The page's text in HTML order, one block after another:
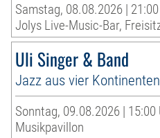
Samstag, 08.08.2026 |
Jolys Live-Music-Bar,
Uli Singer & Band
Jazz aus vier Kontinenten
Sonntag, 09.08.2026 | 15:00
Musikpavillon